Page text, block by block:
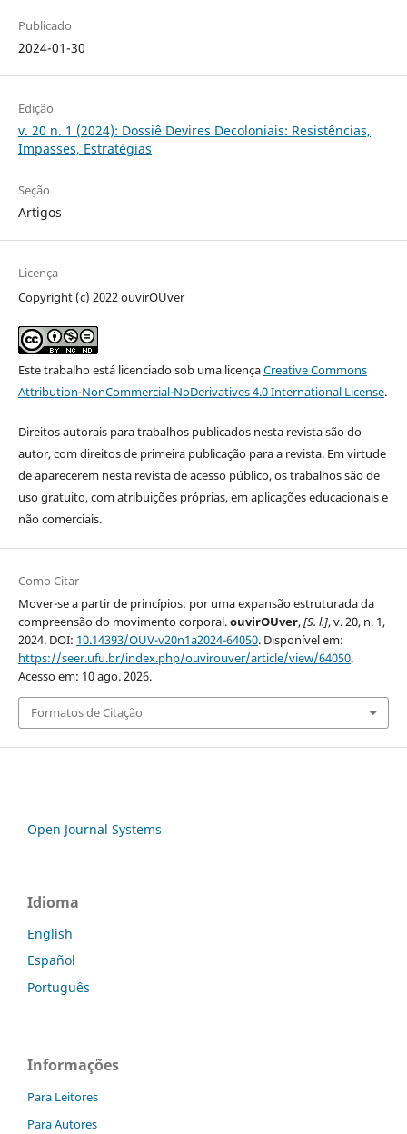
Publicado
2024-01-30
Edição
v. 20 n. 1 (2024): Dossiê Devires Decoloniais: Resistências,
Impasses, Estratégias
Seção
Artigos
Licença
Copyright (c) 2022 ouvirOUver
Este trabalho está licenciado sob uma licençaCreative Commons
Attribution-NonCommercial-NoDerivatives 4.0 International License.
Direitos autorais para trabalhos publicados nesta revista são do
autor, com direitos de primeira publicação para a revista. Em virtude
de aparecerem nesta revista de acesso público, os trabalhos são de
uso gratuito, com atribuições próprias, em aplicações educacionais e
não comerciais.
Como Citar
Mover-se a partir de princípios: por uma expansão estruturada da
compreensão do movimento corporal.ouvirOUver,[S. l.], v. 20, n. 1,
2024. DOI: 10.14393/OUV-v20n1a2024-64050. Disponível em:
https://seer.ufu.br/index.php/ouvirouver/article/view/64050.
Acesso em: 10 ago. 2026.
Formatos de Citação
Open Journal Systems
Idioma
English
Español
Português
Informações
Para Leitores
Para Autores